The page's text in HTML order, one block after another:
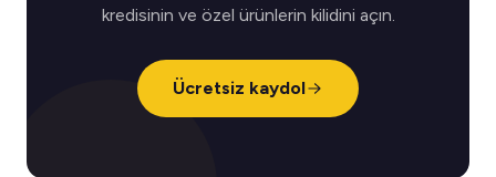
kredisinin ve özel ürünlerin kilidini açın.
Ücretsiz kaydol